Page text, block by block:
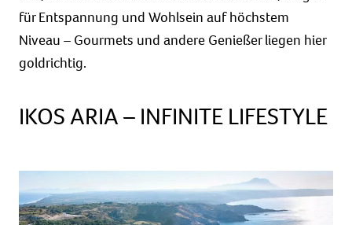
für Entspannung und Wohlsein auf höchstem
Niveau – Gourmets und andere Genießer liegen hier
goldrichtig.
IKOS ARIA – INFINITE LIFESTYLE